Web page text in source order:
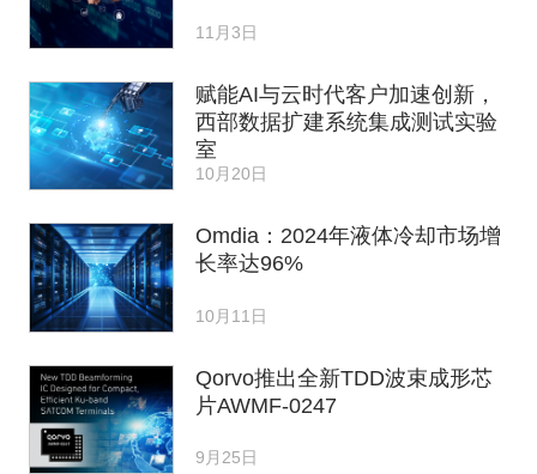
11月3日
赋能AI与云时代客户加速创新，
西部数据扩建系统集成测试实验
室
10月20日
Omdia：2024年液体冷却市场增
长率达96%
10月11日
Qorvo推出全新TDD波束成形芯
片AWMF-0247
9月25日